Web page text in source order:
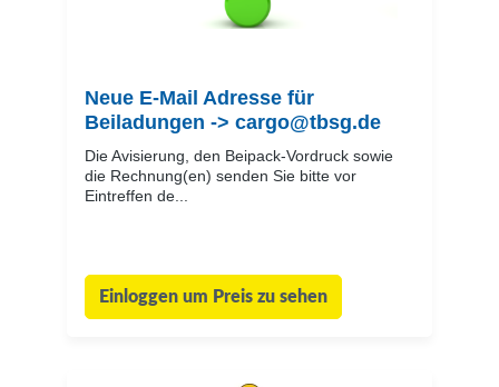
Neue E-Mail Adresse für
Beiladungen -> cargo@tbsg.de
Die Avisierung, den Beipack-Vordruck sowie
die Rechnung(en) senden Sie bitte vor
Eintreffen de...
Einloggen um Preis zu sehen